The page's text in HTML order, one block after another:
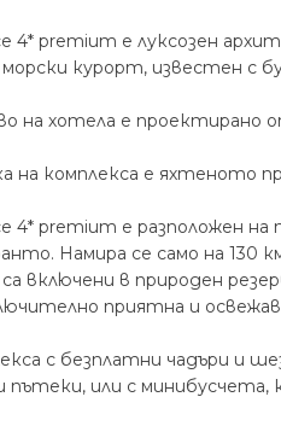
4* premium е луксозен
морски курорт, известен
на хотела е проектирано
на комплекса е яхтеното
4* premium е разположен
Намира се само на
включени в природен
приятна и
с безплатни чадъри и
пътеки, или с